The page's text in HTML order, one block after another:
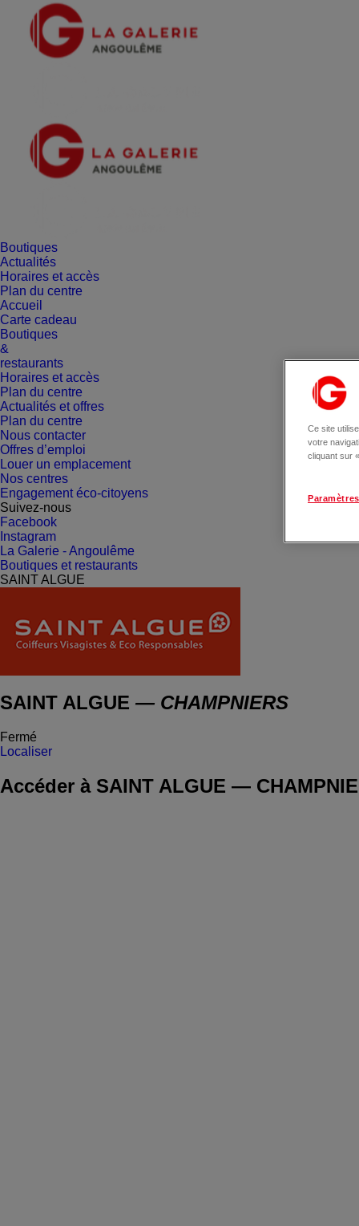
Boutiques
Actualités
Horaires et accès
Plan du centre
Accueil
Carte cadeau
Boutiques
&
restaurants
Horaires et accès
Plan du centre
Actualités et offres
Plan du centre
Nous contacter
Offres d’emploi
Louer un emplacement
Nos centres
Engagement éco-citoyens
Suivez-nous
Facebook
Instagram
La Galerie - Angoulême
Boutiques et restaurants
SAINT ALGUE
SAINT ALGUE — CHAMPNIERS
Fermé
Localiser
Accéder à SAINT ALGUE —
Ce site
votre
cliquant sur